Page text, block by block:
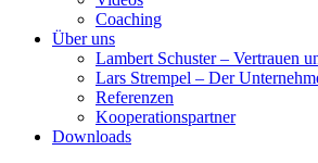
Coaching
Über uns
Lambert Schuster – Vertrauen
Lars Strempel – Der
Referenzen
Kooperationspartner
Downloads